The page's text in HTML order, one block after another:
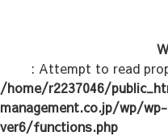
: Attempt to read
/home/r2237046/
management.co.jp/wp/
ver6/functions.php